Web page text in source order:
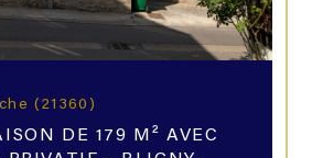
(21360)
DE 179 M² AVEC